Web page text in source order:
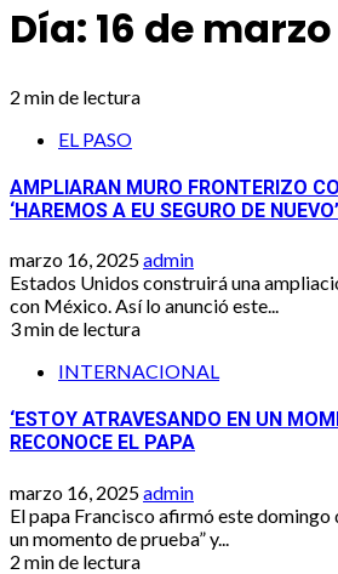
Día: 16 de
2 min de lectura
EL PASO
AMPLIARAN MURO FRONTERIZO
‘HAREMOS A EU SEGURO DE
marzo 16, 2025admin
Estados Unidos construirá una
con México. Así lo anunció este...
3 min de lectura
INTERNACIONAL
‘ESTOY ATRAVESANDO EN UN
RECONOCE EL PAPA
marzo 16, 2025admin
El papa Francisco afirmó este domingo
un momento de prueba” y...
2 min de lectura